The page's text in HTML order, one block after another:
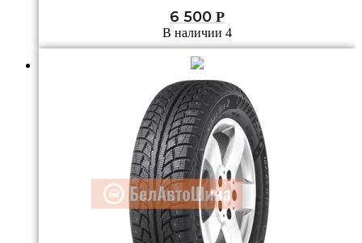
6 500 Р
В наличии 4